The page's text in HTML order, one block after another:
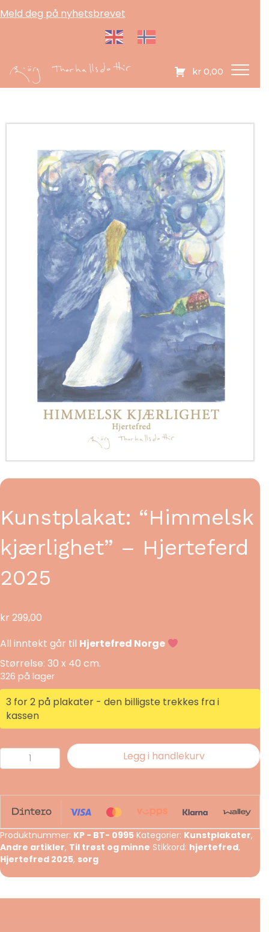
Meld deg på nyhetsbrevet
kr 0,00
Kunstplakat: “Himmelsk
kjærlighet” – Hjerteferd
2025
kr 299,00
All inntekt går til Hjertefred Norge
Størrelse: 30 x 40 cm.
326 på lager
3 for 2 på plakater - den billigste trekkes fra i
kassen
Kunstplakat:
"Himmelsk
-
Hjerteferd
antall
Legg i handlekurv
Produktnummer: KP - BT- 0995 Kategorier: Kunstplakater,
Andre artikler, Til trøst og minne Stikkord: hjertefred,
Hjertefred 2025, sorg